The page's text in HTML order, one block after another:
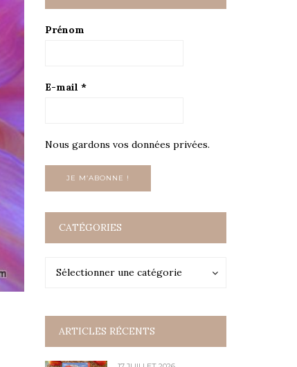
Prénom
E-mail *
Nous gardons vos données privées.
CATÉGORIES
Sélectionner une catégorie
Catégories
ARTICLES RÉCENTS